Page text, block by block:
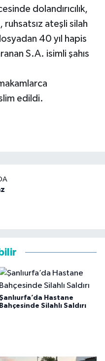
dolandırıcılık,
ateşli silah
40 yıl hapis
S.A. isimli şahıs
edildi.
Hastane
Bahçesinde Silahlı Saldırı